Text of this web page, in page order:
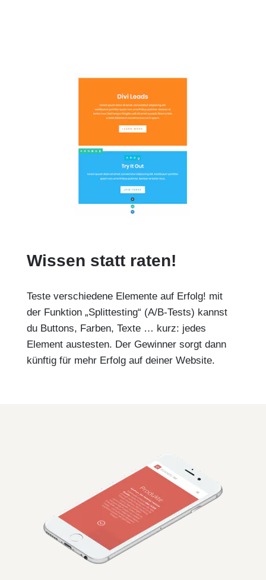
Wissen statt raten!
Teste verschiedene Elemente auf Erfolg! mit
der Funktion „Splittesting“ (A/B-Tests) kannst
du Buttons, Farben, Texte … kurz: jedes
Element austesten. Der Gewinner sorgt dann
künftig für mehr Erfolg auf deiner Website.